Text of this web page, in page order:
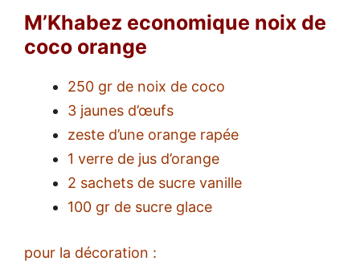
M’Khabez economique noix de
coco orange
250 gr de noix de coco
3 jaunes d’œufs
zeste d’une orange rapée
1 verre de jus d’orange
2 sachets de sucre vanille
100 gr de sucre glace
pour la décoration :